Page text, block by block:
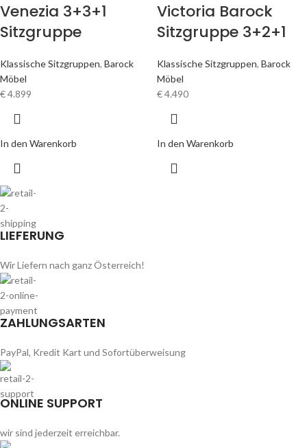
Venezia 3+3+1
Sitzgruppe
Klassische Sitzgruppen, Barock
Möbel
€4.899
In den Warenkorb
Victoria Barock
Sitzgruppe 3+2+1
Klassische Sitzgruppen, Barock
Möbel
€4.490
In den Warenkorb
LIEFERUNG
Wir Liefern nach ganz Österreich!
ZAHLUNGSARTEN
PayPal, Kredit Kart und Sofortüberweisung
ONLINE SUPPORT
wir sind jederzeit erreichbar.